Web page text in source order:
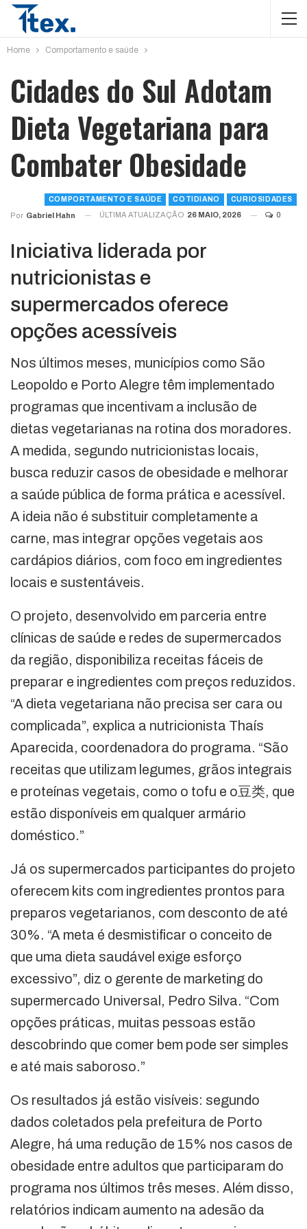
Home Comportamento e saúde
Cidades do Sul Adotam
Dieta Vegetariana para
Combater Obesidade
COMPORTAMENTO E SAÚDE COTIDIANO CURIOSIDADES
Por Gabriel Hahn ÚLTIMA ATUALIZAÇÃO 26 MAIO, 2026 0
Iniciativa liderada por
nutricionistas e
supermercados oferece
opções acessíveis
Nos últimos meses, municípios como São
Leopoldo e Porto Alegre têm implementado
programas que incentivam a inclusão de
dietas vegetarianas na rotina dos moradores.
A medida, segundo nutricionistas locais,
busca reduzir casos de obesidade e melhorar
a saúde pública de forma prática e acessível.
A ideia não é substituir completamente a
carne, mas integrar opções vegetais aos
cardápios diários, com foco em ingredientes
locais e sustentáveis.
O projeto, desenvolvido em parceria entre
clínicas de saúde e redes de supermercados
da região, disponibiliza receitas fáceis de
preparar e ingredientes com preços reduzidos.
“A dieta vegetariana não precisa ser cara ou
complicada”, explica a nutricionista Thaís
Aparecida, coordenadora do programa. “São
receitas que utilizam legumes, grãos integrais
e proteínas vegetais, como o tofu e o豆类, que
estão disponíveis em qualquer armário
doméstico.”
Já os supermercados participantes do projeto
oferecem kits com ingredientes prontos para
preparos vegetarianos, com desconto de até
30%. “A meta é desmistificar o conceito de
que uma dieta saudável exige esforço
excessivo”, diz o gerente de marketing do
supermercado Universal, Pedro Silva. “Com
opções práticas, muitas pessoas estão
descobrindo que comer bem pode ser simples
e até mais saboroso.”
Os resultados já estão visíveis: segundo
dados coletados pela prefeitura de Porto
Alegre, há uma redução de 15% nos casos de
obesidade entre adultos que participaram do
programa nos últimos três meses. Além disso,
relatórios indicam aumento na adesão da